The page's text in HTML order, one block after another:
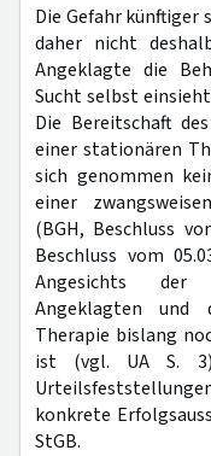
Die Gefahr
daher nicht
Angeklagte die
Sucht selbst
Die Bereitschaft
einer stationären
sich genommen
einer
(BGH, Beschluss
Beschluss vom
Angesichts der
Angeklagten und
Therapie bislang
ist (vgl. UA S.
konkrete
StGB.